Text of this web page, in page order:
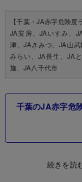
【千葉・JA赤字危険度
JA安房、JAいすみ、
津、JAきみつ、JA山
みらい、JA長生、JA
旛、JA八千代市
千葉のJA赤字危
続きを読